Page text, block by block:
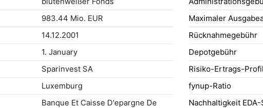
983.44 Mio. EUR
14.12.2001
1. January
Sparinvest SA
Luxemburg
Banque Et Caisse D'epargne De
Maximaler
Rücknahmegebühr
Depotgebühr
Risiko-Ertrags-Profil
fynup-Ratio
Nachhaltigkeit EDA-